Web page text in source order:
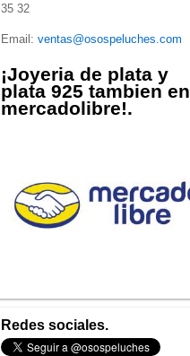
35 32
Email: ventas@osospeluches.com
¡Joyeria de plata y
plata 925 tambien en
mercadolibre!.
Redes sociales.